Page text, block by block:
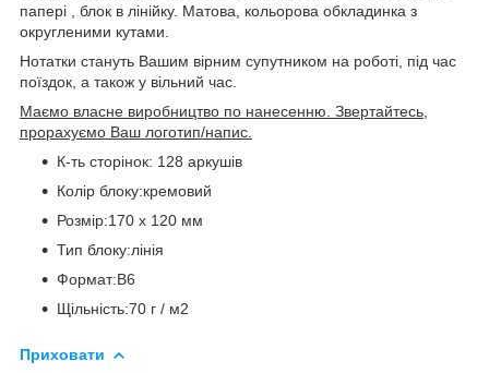
папері , блок в лінійку. Матова, кольорова обкладинка з
округленими кутами.
Нотатки стануть Вашим вірним супутником на роботі, під час
поїздок, а також у вільний час.
Маємо власне виробництво по нанесенню. Звертайтесь,
прорахуємо Ваш логотип/напис.
К-ть сторінок: 128 аркушів
Колір блоку:кремовий
Розмір:170 х 120 мм
Тип блоку:лінія
Формат:В6
Щільність:70 г / м2
Приховати